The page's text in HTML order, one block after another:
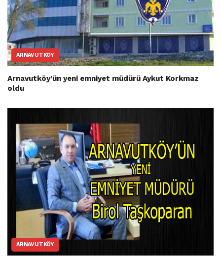
ARNAVUTKÖY
Arnavutköy’ün yeni emniyet müdürü Aykut Korkmaz
oldu
ARNAVUTKÖY